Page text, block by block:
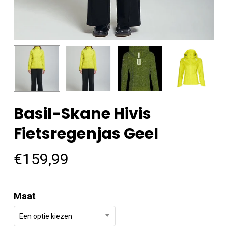
Basil-Skane Hivis
Fietsregenjas Geel
€159,99
Maat
Een optie kiezen